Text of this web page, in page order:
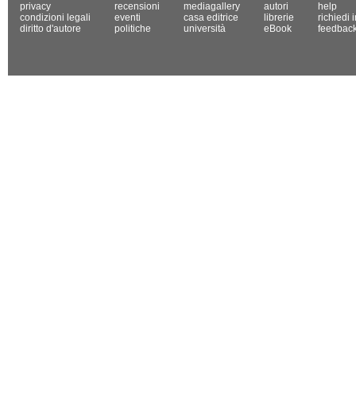
privacy
condizioni legali
diritto d'autore
recensioni
eventi
politiche
mediagallery
casa editrice
università
autori
librerie
eBook
help
richiedi